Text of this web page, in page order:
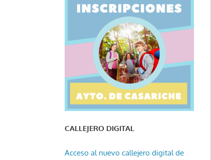
CALLEJERO DIGITAL
Acceso al nuevo callejero digital de